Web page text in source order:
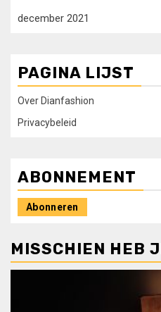
december 2021
PAGINA LIJST
Over Dianfashion
Privacybeleid
ABONNEMENT
Abonneren
MISSCHIEN HEB